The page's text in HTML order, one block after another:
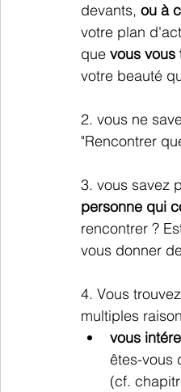
devants, ou à
votre plan
que vous vous
votre beauté
2. vous ne
"Rencontrer
3. vous savez
personne qui
rencontrer ?
vous donner
4. Vous
multiples
vous
êtes-vous
(cf.